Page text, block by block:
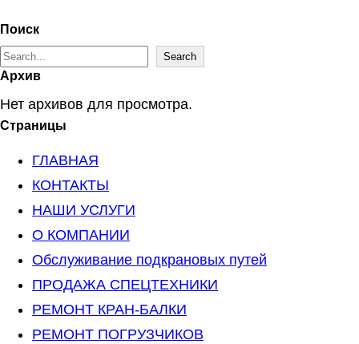
Поиск
S
e
a
r
Search
Архив
Нет архивов для просмотра.
Страницы
ГЛАВНАЯ
КОНТАКТЫ
НАШИ УСЛУГИ
О КОМПАНИИ
Обслуживание подкрановых путей
ПРОДАЖА СПЕЦТЕХНИКИ
РЕМОНТ КРАН-БАЛКИ
РЕМОНТ ПОГРУЗЧИКОВ